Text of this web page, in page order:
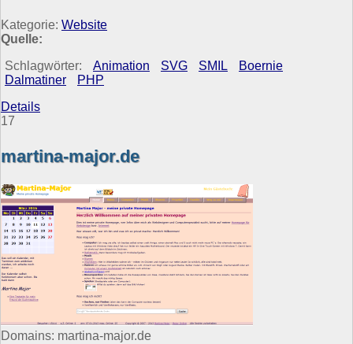
Kategorie: Website
Quelle:
Schlagwörter:
Animation SVG SMIL
Boernie
Dalmatiner
PHP
Details
17
martina-major.de
Domains: martina-major.de